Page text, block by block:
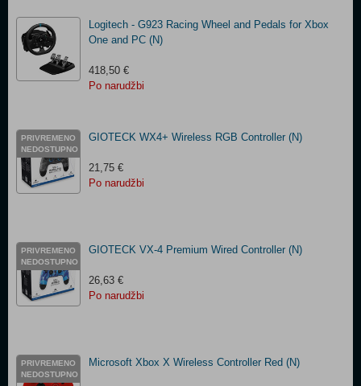
Logitech - G923 Racing Wheel and Pedals for Xbox
One and PC (N)
418,50 €
Po narudžbi
PRIVREMENO
NEDOSTUPNO
GIOTECK WX4+ Wireless RGB Controller (N)
21,75 €
Po narudžbi
PRIVREMENO
NEDOSTUPNO
GIOTECK VX-4 Premium Wired Controller (N)
26,63 €
Po narudžbi
PRIVREMENO
NEDOSTUPNO
Microsoft Xbox X Wireless Controller Red (N)